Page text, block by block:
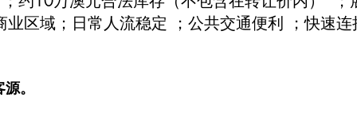
业区域；日常人流稳定 ；公共交通便利 ；快速连
。